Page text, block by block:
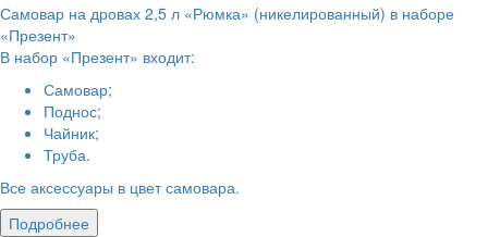
Самовар на дровах 2,5 л «Рюмка» (никелированный) в наборе
«Презент»
В набор «Презент» входит:
Самовар;
Поднос;
Чайник;
Труба.
Все аксессуары в цвет самовара.
Подробнее